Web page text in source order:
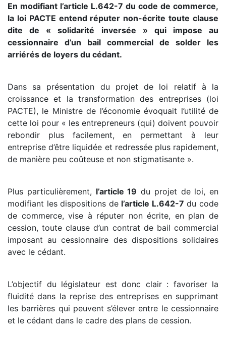
En modifiant l’article L.642-7 du code de commerce,
la loi PACTE entend réputer non-écrite toute clause
dite de « solidarité inversée » qui impose au
cessionnaire d’un bail commercial de solder les
arriérés de loyers du cédant.
Dans sa présentation du projet de loi relatif à la
croissance et la transformation des entreprises (loi
PACTE), le Ministre de l’économie évoquait l’utilité de
cette loi pour « les entrepreneurs (qui) doivent pouvoir
rebondir plus facilement, en permettant à leur
entreprise d’être liquidée et redressée plus rapidement,
de manière peu coûteuse et non stigmatisante ».
Plus particulièrement, l’article 19 du projet de loi, en
modifiant les dispositions de l’article L.642-7 du code
de commerce, vise à réputer non écrite, en plan de
cession, toute clause d’un contrat de bail commercial
imposant au cessionnaire des dispositions solidaires
avec le cédant.
L’objectif du législateur est donc clair : favoriser la
fluidité dans la reprise des entreprises en supprimant
les barrières qui peuvent s’élever entre le cessionnaire
et le cédant dans le cadre des plans de cession.